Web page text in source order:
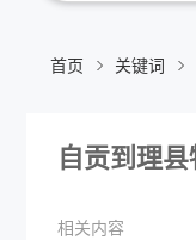
首页 关键词
自贡到理
相关内容